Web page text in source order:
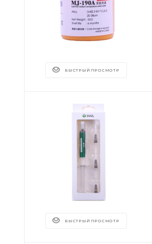
БЫСТРЫЙ ПРОСМОТР
БЫСТРЫЙ ПРОСМОТР